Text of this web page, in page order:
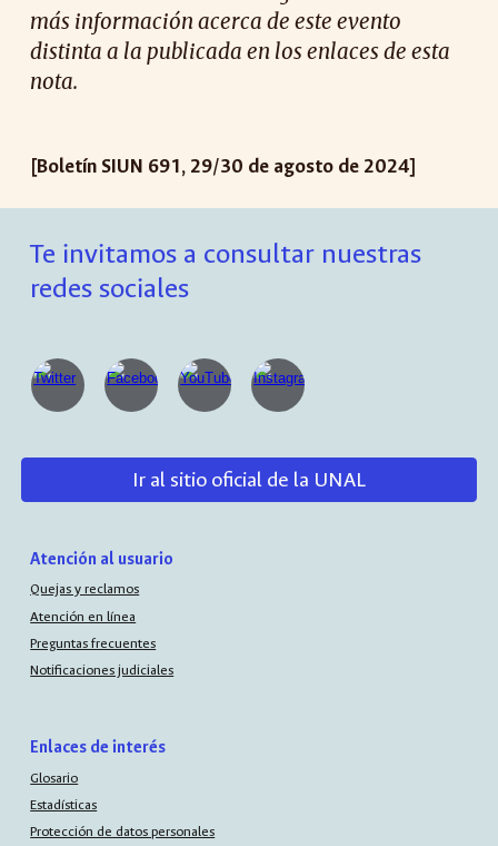
más información acerca de este evento
distinta a la publicada en los enlaces de esta
nota.
[Boletín SIUN 691, 29/30 de agosto de 2024]
Te invitamos a consultar nuestras
redes sociales
Ir al sitio oficial de la UNAL
Atención al usuario
Quejas y reclamos
Atención en línea
Preguntas frecuentes
Notificaciones judiciales
Enlaces de interés
Glosario
Estadísticas
Protección de datos personales